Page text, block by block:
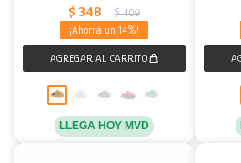
$ 348 $ 409
14
LLEGA HOY MVD